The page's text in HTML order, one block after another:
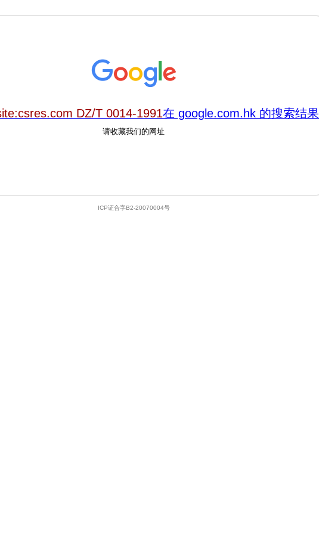
DZ/T 0014-1991在 google.com.hk 的搜索结果
请收藏我们的网址
ICP证合字B2-20070004号